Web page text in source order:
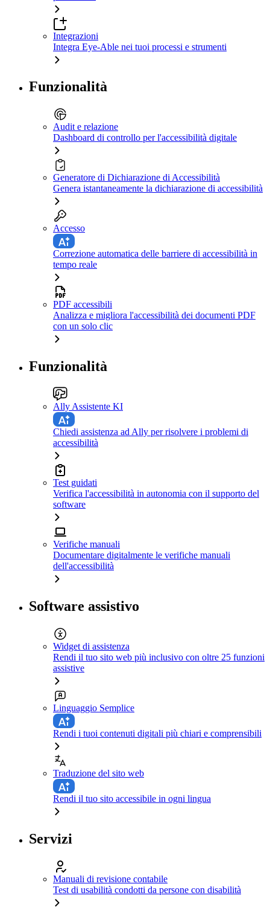
Integrazioni
Integra Eye-Able nei tuoi processi e strumenti
Funzionalità
Audit e relazione
Dashboard di controllo per l'accessibilità digitale
Generatore di Dichiarazione di Accessibilità
Genera istantaneamente la dichiarazione di accessibilità
Accesso
Correzione automatica delle barriere di accessibilità in
tempo reale
PDF accessibili
Analizza e migliora l'accessibilità dei documenti PDF
con un solo clic
Funzionalità
Ally Assistente KI
Chiedi assistenza ad Ally per risolvere i problemi di
accessibilità
Test guidati
Verifica l'accessibilità in autonomia con il supporto del
software
Verifiche manuali
Documentare digitalmente le verifiche manuali
dell'accessibilità
Software assistivo
Widget di assistenza
Rendi il tuo sito web più inclusivo con oltre 25 funzioni
assistive
Linguaggio Semplice
Rendi i tuoi contenuti digitali più chiari e comprensibili
Traduzione del sito web
Rendi il tuo sito accessibile in ogni lingua
Servizi
Manuali di revisione contabile
Test di usabilità condotti da persone con disabilità